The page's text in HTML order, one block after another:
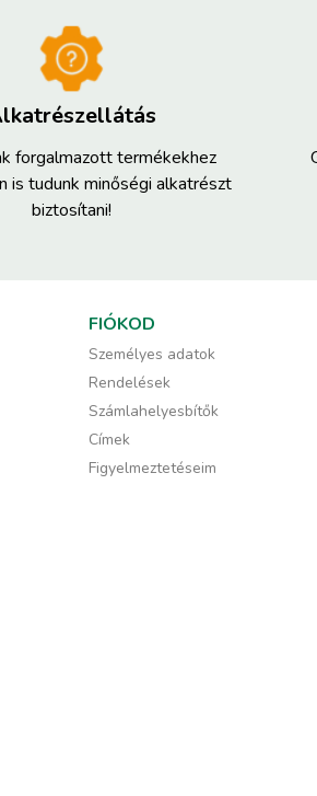
forgalmazott termékekhez
is tudunk minőségi alkatrészt
biztosítani!
FIÓKOD
Személyes adatok
Rendelések
Számlahelyesbítők
Címek
Figyelmeztetéseim